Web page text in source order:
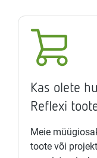
Kas olete
Reflexi
Meie
toote või